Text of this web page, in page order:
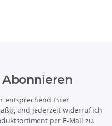
entsprechend Ihrer
und jederzeit widerruflich
per E-Mail zu.